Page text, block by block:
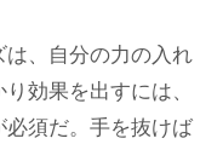
、自分の力の入れ
効果を出すには、
須だ。手を抜けば